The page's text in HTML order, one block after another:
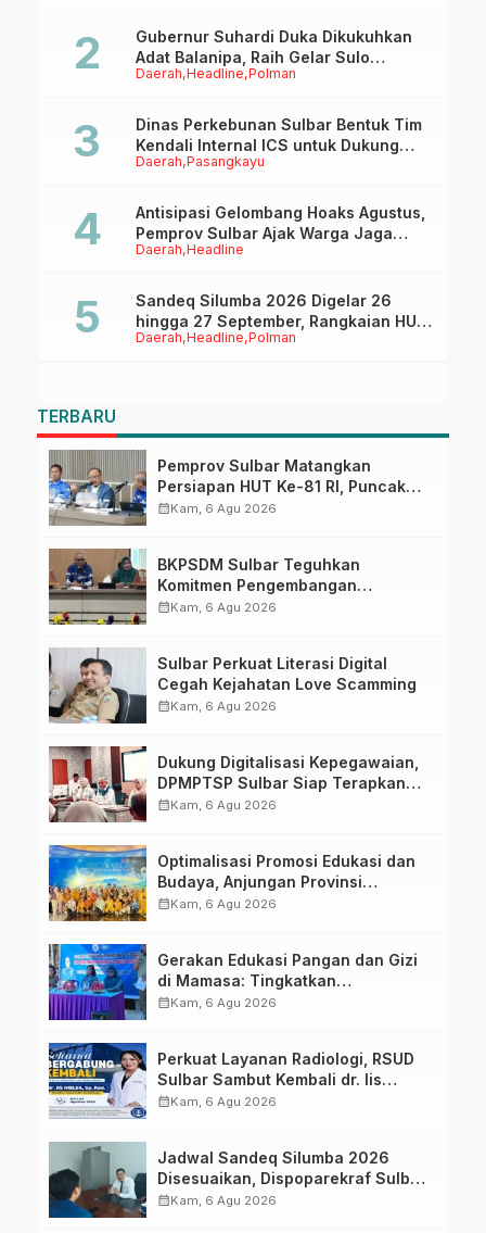
Daerah Headline Polman
Gubernur Suhardi Duka Dikukuhkan
Adat Balanipa, Raih Gelar Sulo
Tappidena
Daerah Pasangkayu
Dinas Perkebunan Sulbar Bentuk Tim
Kendali Internal ICS untuk Dukung
Sertifikasi ISPO Pekebun di
Daerah Headline
Antisipasi Gelombang Hoaks Agustus,
Pemprov Sulbar Ajak Warga Jaga
Ruang Digital
Daerah Headline Polman
Sandeq Silumba 2026 Digelar 26
hingga 27 September, Rangkaian HUT
Sulbar
TERBARU
Pemprov Sulbar Matangkan
Persiapan HUT Ke-81 RI, Puncak
Upacara di Lapangan Ahmad
calendar_monthKam, 6 Agu 2026
BKPSDM Sulbar Teguhkan
Komitmen Pengembangan
Kompetensi ASN melalui
calendar_monthKam, 6 Agu 2026
Sulbar Perkuat Literasi Digital
Cegah Kejahatan Love Scamming
calendar_monthKam, 6 Agu 2026
Dukung Digitalisasi Kepegawaian,
DPMPTSP Sulbar Siap Terapkan
Aplikasi FLEKSI ASN
calendar_monthKam, 6 Agu 2026
Optimalisasi Promosi Edukasi dan
Budaya, Anjungan Provinsi
Sulawesi Barat Perkuat Kolaborasi
calendar_monthKam, 6 Agu 2026
Gerakan Edukasi Pangan dan Gizi
di Mamasa: Tingkatkan
Pengetahuan dan Keterampilan
calendar_monthKam, 6 Agu 2026
Perkuat Layanan Radiologi, RSUD
Sulbar Sambut Kembali dr. Iis
Imelda, Sp.Rad
calendar_monthKam, 6 Agu 2026
Jadwal Sandeq Silumba 2026
Disesuaikan, Dispoparekraf Sulbar
Pastikan Persiapan Tetap
calendar_monthKam, 6 Agu 2026